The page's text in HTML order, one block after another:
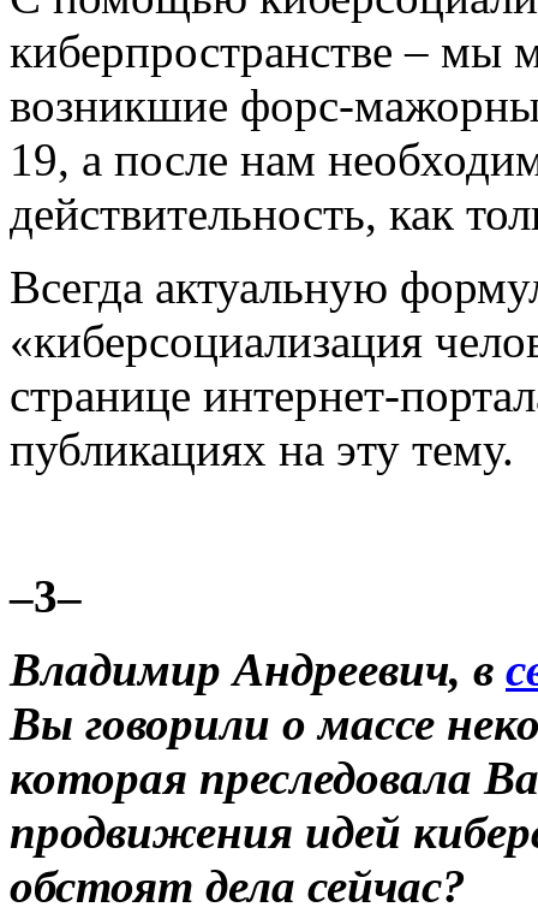
киберпространстве – мы
возникшие форс-
19, а после нам
действительность, как
Всегда актуальную
«киберсоциализация
странице интернет-
публикациях на эту тему.
–3–
Владимир Андреевич, в
Вы говорили о массе
которая преследовала
продвижения идей
обстоят дела сейчас?